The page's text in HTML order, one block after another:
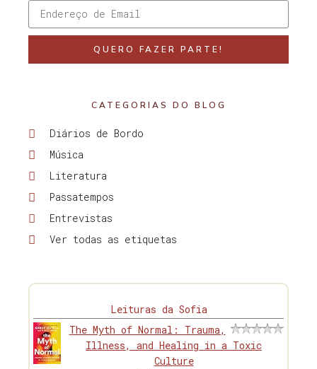
QUERO FAZER PARTE!
CATEGORIAS DO BLOG
Diários de Bordo
Música
Literatura
Passatempos
Entrevistas
Ver todas as etiquetas
Leituras da Sofia
The Myth of Normal: Trauma,
Illness, and Healing in a Toxic
Culture